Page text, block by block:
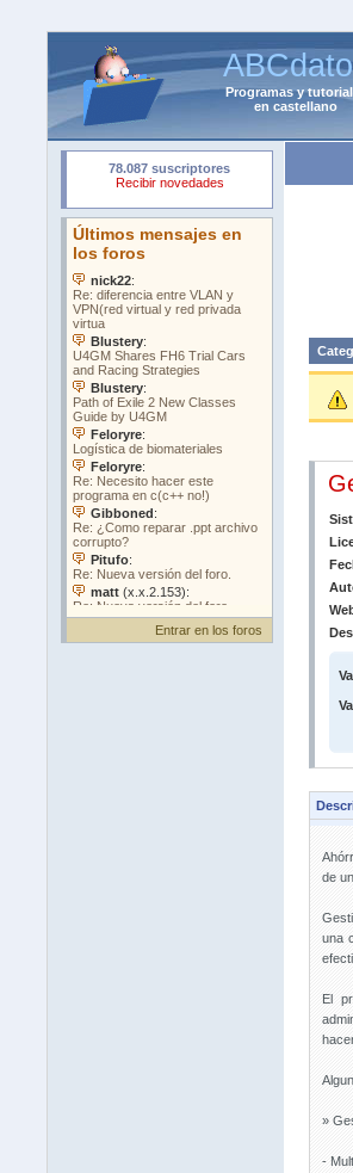
Programasy
en castellano
Entrar en los foros
de
una
El
»
-